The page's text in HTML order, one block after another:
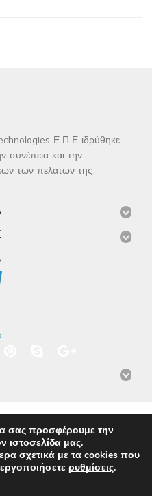
Ε.Π.Ε ιδρύθηκε
συνέπεια και την
των πελατών της.
Επικοινωνία
σας προσφέρουμε την
ιστοσελίδα μας.
σχετικά με τα cookies που
ρυθμίσεις.